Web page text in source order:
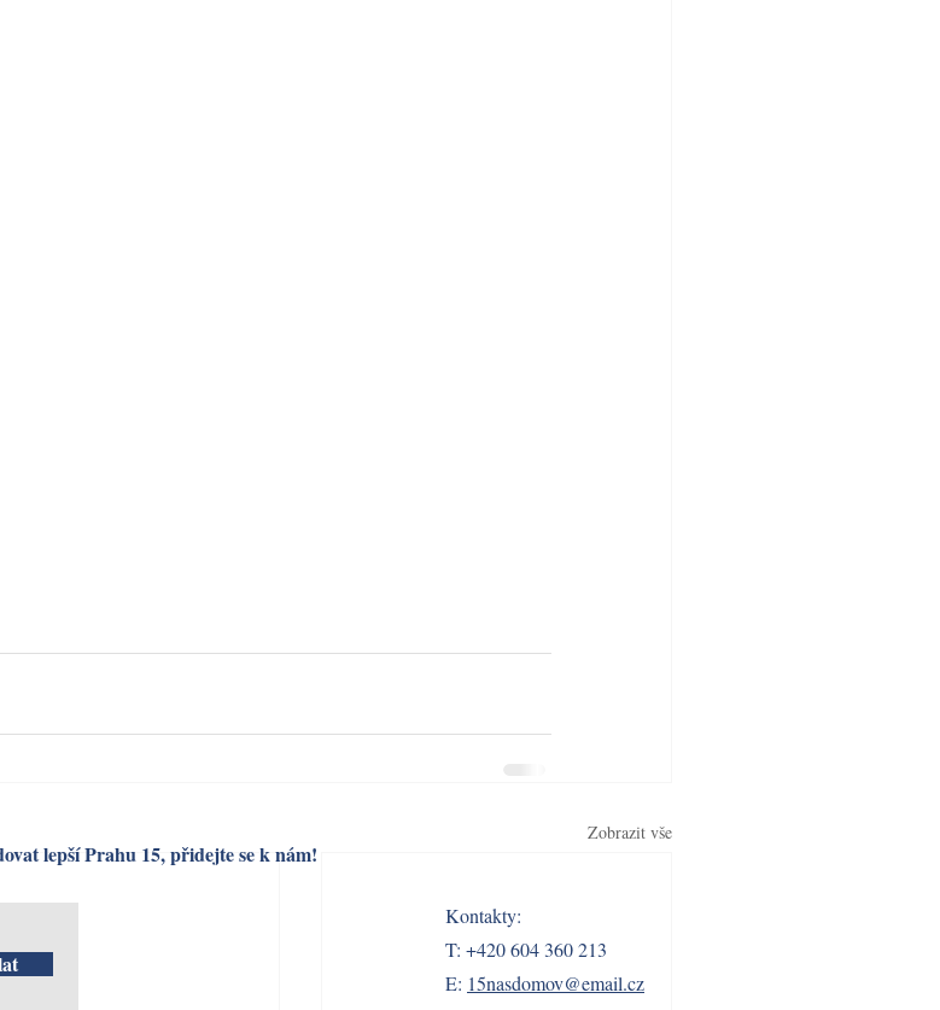
Zobrazit vše
lepší Prahu 15, přidejte se k nám!
Kontakty:
T: +420 604 360 213
E: 15nasdomov@email.cz